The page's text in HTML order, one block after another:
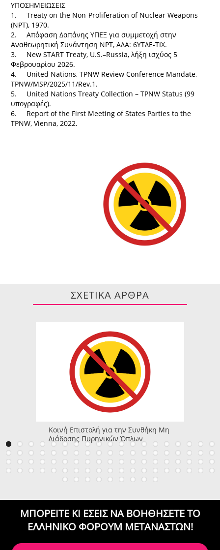
ΥΠΟΣΗΜΕΙΩΣΕΙΣ
1. Treaty on the Non-Proliferation of Nuclear Weapons
(NPT), 1970.
2. Απόφαση Δαπάνης ΥΠΕΞ για συμμετοχή στην
Αναθεωρητική Συνάντηση NPT, ΑΔΑ: 6ΥΤΔΕ-ΤΙΧ.
3. New START Treaty, U.S.–Russia, λήξη ισχύος 5
Φεβρουαρίου 2026.
4. United Nations, TPNW Review Conference Mandate,
TPNW/MSP/2025/11/Rev.1.
5. United Nations Treaty Collection – TPNW Status (99
υπογραφές).
6. Report of the First Meeting of States Parties to the
TPNW, Vienna, 2022.
ΣΧΕΤΙΚΑ ΑΡΘΡΑ
Κοινή Επιστολή για την Συνθήκη Μη
Διάδοσης Πυρηνικών Όπλων
ΜΠΟΡΕΙΤΕ ΚΙ ΕΣΕΙΣ ΝΑ ΒΟΗΘΗΣΕΤΕΤΟ
ΕΛΛΗΝΙΚΟ ΦΟΡΟΥΜ ΜΕΤΑΝΑΣΤΩΝ!